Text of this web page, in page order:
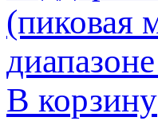
(пиковая
В корзину